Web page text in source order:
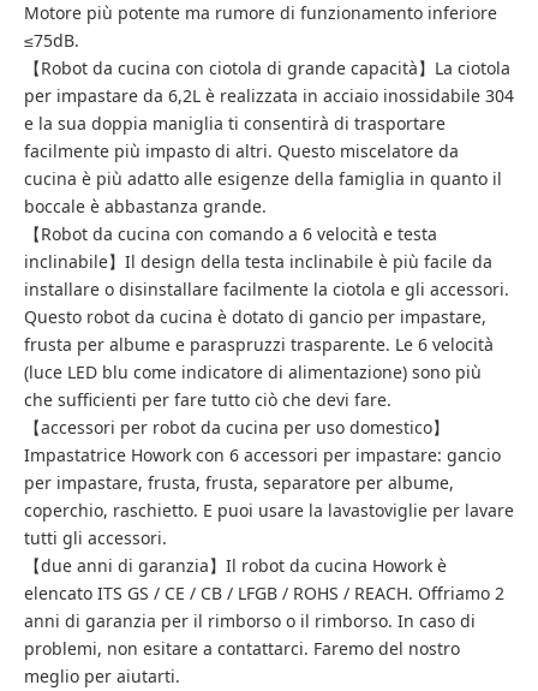
Motore più potente ma rumore di funzionamento inferiore
≤75dB.
【Robot da cucina con ciotola di grande capacità】La ciotola
per impastare da 6,2L è realizzata in acciaio inossidabile 304
e la sua doppia maniglia ti consentirà di trasportare
facilmente più impasto di altri. Questo miscelatore da
cucina è più adatto alle esigenze della famiglia in quanto il
boccale è abbastanza grande.
【Robot da cucina con comando a 6 velocità e testa
inclinabile】Il design della testa inclinabile è più facile da
installare o disinstallare facilmente la ciotola e gli accessori.
Questo robot da cucina è dotato di gancio per impastare,
frusta per albume e paraspruzzi trasparente. Le 6 velocità
(luce LED blu come indicatore di alimentazione) sono più
che sufficienti per fare tutto ciò che devi fare.
【accessori per robot da cucina per uso domestico】
Impastatrice Howork con 6 accessori per impastare: gancio
per impastare, frusta, frusta, separatore per albume,
coperchio, raschietto. E puoi usare la lavastoviglie per lavare
tutti gli accessori.
【due anni di garanzia】Il robot da cucina Howork è
elencato ITS GS / CE / CB / LFGB / ROHS / REACH. Offriamo 2
anni di garanzia per il rimborso o il rimborso. In caso di
problemi, non esitare a contattarci. Faremo del nostro
meglio per aiutarti.